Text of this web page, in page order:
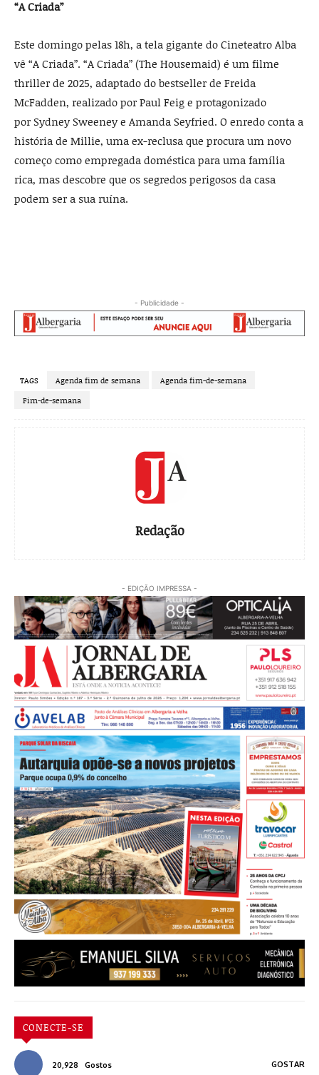
“A Criada”
Este domingo pelas 18h, a tela gigante do Cineteatro Alba
vê “A Criada”. “A Criada” (The Housemaid) é um filme
thriller de 2025, adaptado do bestseller de Freida
McFadden, realizado por Paul Feig e protagonizado
por Sydney Sweeney e Amanda Seyfried. O enredo conta a
história de Millie, uma ex-reclusa que procura um novo
começo como empregada doméstica para uma família
rica, mas descobre que os segredos perigosos da casa
podem ser a sua ruína.
- Publicidade -
TAGS Agenda fim de semana
Agenda fim-de-semana
Fim-de-semana
Redação
- EDIÇÃO IMPRESSA -
CONECTE-SE
20,928 Gostos GOSTAR